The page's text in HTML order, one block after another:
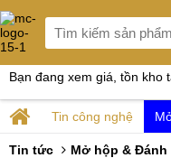
Bạn đang xem giá, tồn kho
Tin công nghệ
Tin tức Mở hộp & Đánh